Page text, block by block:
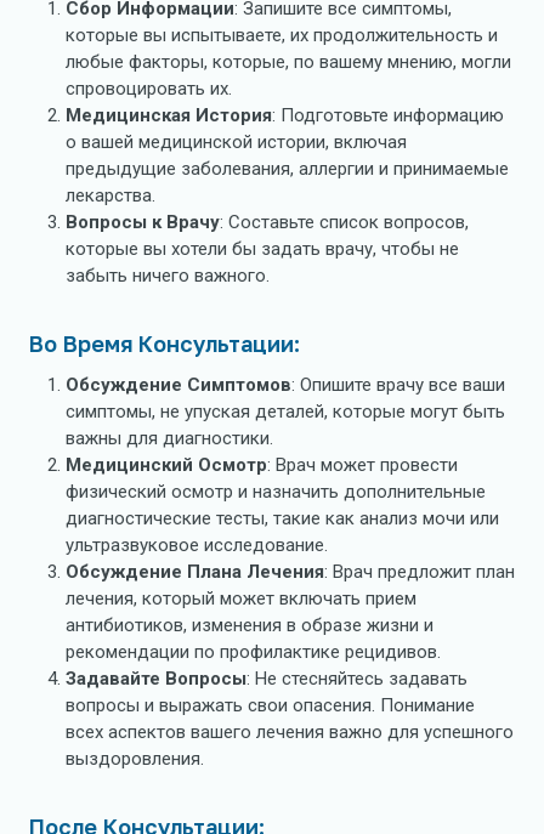
Сбор Информации: Запишите все симптомы,
которые вы испытываете, их продолжительность и
любые факторы, которые, по вашему мнению, могли
спровоцировать их.
Медицинская История: Подготовьте информацию
о вашей медицинской истории, включая
предыдущие заболевания, аллергии и принимаемые
лекарства.
Вопросы к Врачу: Составьте список вопросов,
которые вы хотели бы задать врачу, чтобы не
забыть ничего важного.
Во Время Консультации:
Обсуждение Симптомов: Опишите врачу все ваши
симптомы, не упуская деталей, которые могут быть
важны для диагностики.
Медицинский Осмотр: Врач может провести
физический осмотр и назначить дополнительные
диагностические тесты, такие как анализ мочи или
ультразвуковое исследование.
Обсуждение Плана Лечения: Врач предложит план
лечения, который может включать прием
антибиотиков, изменения в образе жизни и
рекомендации по профилактике рецидивов.
Задавайте Вопросы: Не стесняйтесь задавать
вопросы и выражать свои опасения. Понимание
всех аспектов вашего лечения важно для успешного
выздоровления.
После Консультации: